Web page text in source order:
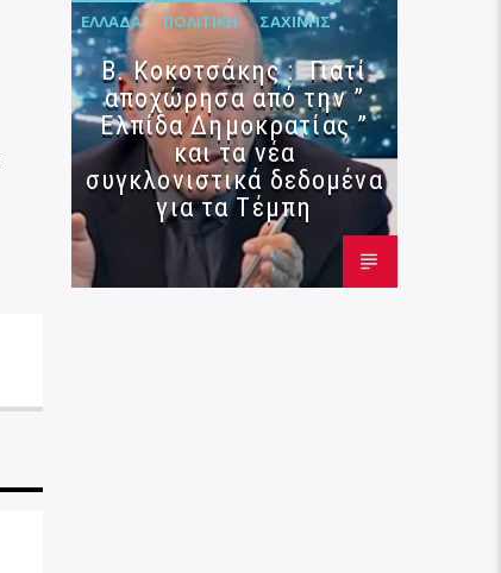
ΕΛΛΆΔΑ ΠΟΛΙΤΙΚΉ ΣΑΧΊΝΗΣ
Β. Κοκοτσάκης : Γιατί
αποχώρησα από την ”
Ελπίδα Δημοκρατίας ”
και τα νέα
συγκλονιστικά δεδομένα
για τα Τέμπη